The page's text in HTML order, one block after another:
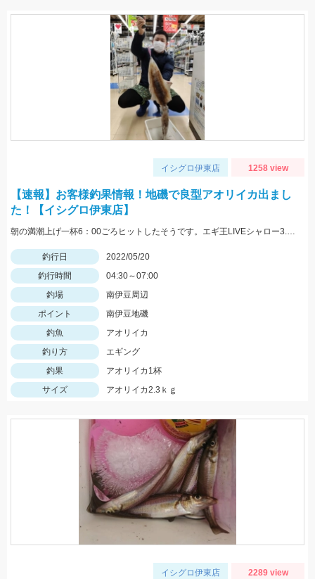
イシグロ伊東店 1258 view
【速報】お客様釣果情報！地磯で良型アオリイカ出まし
た！【イシグロ伊東店】
朝の満潮上げ一杯6：00ごろヒットしたそうです。エギ王LIVEシャロー3.5号ムラムラチェリーを使用。情報提供ありがとうございます！
釣行日
2022/05/20
釣行時間
04:30～07:00
釣場
南伊豆周辺
ポイント
南伊豆地磯
釣魚
アオリイカ
釣り方
エギング
釣果
アオリイカ1杯
サイズ
アオリイカ2.3ｋｇ
イシグロ伊東店 2289 view